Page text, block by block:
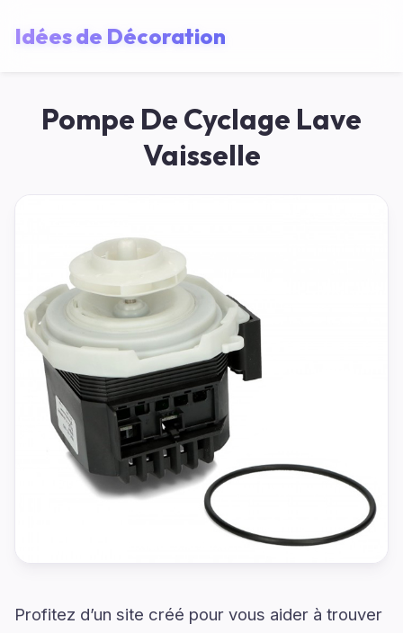
Idées de Décoration
Pompe De Cyclage Lave
Vaisselle
Profitez d’un site créé pour vous aider à trouver